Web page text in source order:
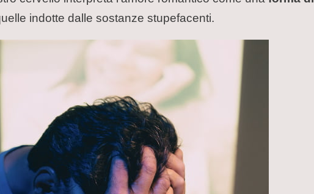
indotte dalle sostanze stupefacenti.